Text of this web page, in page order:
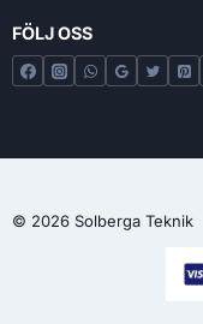
FÖLJ OSS
© 2026 Solberga Teknik